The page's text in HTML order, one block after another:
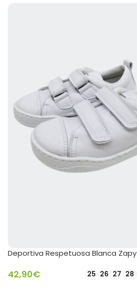
Deportiva Respetuosa Blanca Zapy
42,90€ 25 26 27 28